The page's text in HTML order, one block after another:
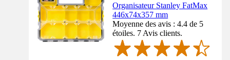
Organisateur Stanley FatMax
446x74x357 mm
Moyenne des avis : 4.4 de 5
étoiles. 7 Avis clients.